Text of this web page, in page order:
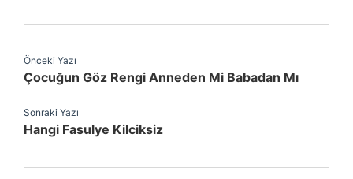
Önceki Yazı
Çocuğun Göz Rengi Anneden Mi Babadan Mı
Sonraki Yazı
Hangi Fasulye Kilciksiz